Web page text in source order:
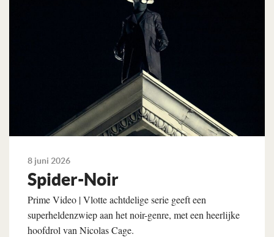
8 juni 2026
Spider-Noir
Prime Video | Vlotte achtdelige serie geeft een
superheldenzwiep aan het noir-genre, met een heerlijke
hoofdrol van Nicolas Cage.